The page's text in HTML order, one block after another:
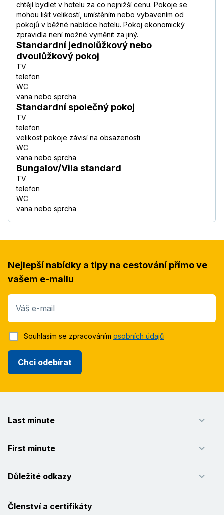
chtějí bydlet v hotelu za co nejnižší cenu. Pokoje se
mohou lišit velikostí, umístěním nebo vybavením od
pokojů v běžné nabídce hotelu. Pokoj ekonomický
zpravidla není možné vyměnit za jiný.
Standardní jednolůžkový nebo
dvoulůžkový pokoj
TV
telefon
WC
vana nebo sprcha
Standardní společný pokoj
TV
telefon
velikost pokoje závisí na obsazenosti
WC
vana nebo sprcha
Bungalov/Vila standard
TV
telefon
WC
vana nebo sprcha
Nejlepší nabídky a tipy na cestování přímo ve
vašem e-mailu
Váš e-mail
Chci odebírat
Souhlasím se zpracováním osobních údajů
Last minute
First minute
Důležité odkazy
Členství a certifikáty